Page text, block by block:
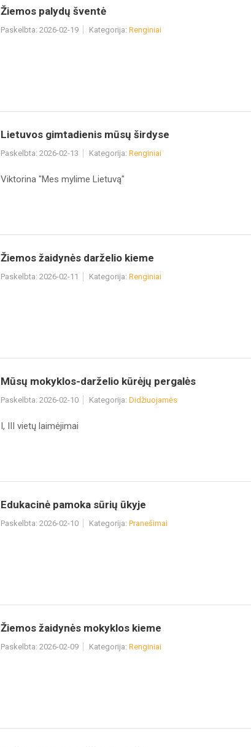
Žiemos palydų šventė
Paskelbta: 2026-02-19 Kategorija: Renginiai
Lietuvos gimtadienis mūsų širdyse
Paskelbta: 2026-02-13 Kategorija: Renginiai
Viktorina "Mes mylime Lietuvą"
Žiemos žaidynės darželio kieme
Paskelbta: 2026-02-11 Kategorija: Renginiai
Mūsų mokyklos-darželio kūrėjų pergalės
Paskelbta: 2026-02-10 Kategorija: Didžiuojamės
I, III vietų laimėjimai
Edukacinė pamoka sūrių ūkyje
Paskelbta: 2026-02-10 Kategorija: Pranešimai
Žiemos žaidynės mokyklos kieme
Paskelbta: 2026-02-09 Kategorija: Renginiai